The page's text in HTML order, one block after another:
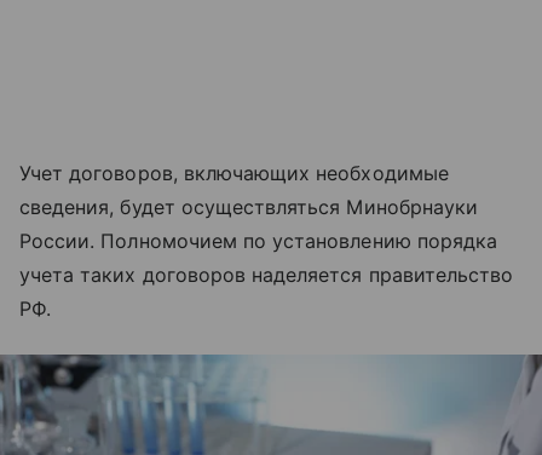
Учет договоров, включающих необходимые
сведения, будет осуществляться Минобрнауки
России. Полномочием по установлению порядка
учета таких договоров наделяется правительство
РФ.